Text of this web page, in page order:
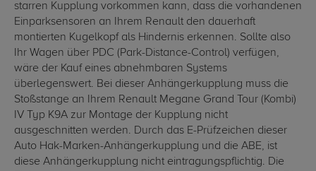
starren Kupplung vorkommen kann, dass die vorhandenen
Einparksensoren an Ihrem Renault den dauerhaft
montierten Kugelkopf als Hindernis erkennen. Sollte also
Ihr Wagen über PDC (Park-Distance-Control) verfügen,
wäre der Kauf eines abnehmbaren Systems
überlegenswert. Bei dieser Anhängerkupplung muss die
Stoßstange an Ihrem Renault Megane Grand Tour (Kombi)
IV Typ K9A zur Montage der Kupplung nicht
ausgeschnitten werden. Durch das E-Prüfzeichen dieser
Auto Hak-Marken-Anhängerkupplung und die ABE, ist
diese Anhängerkupplung nicht eintragungspflichtig. Die